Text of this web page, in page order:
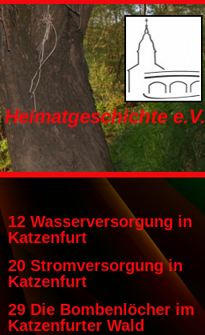
e.V.
12 Wasserversorgung in
Katzenfurt
20 Stromversorgung in
Katzenfurt
29 Die Bombenlöcher im
Katzenfurter Wald